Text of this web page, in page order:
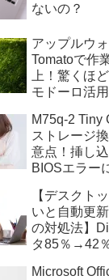
ないの？
アップルウ
Tomatoで作
上！驚くほ
モドーロ活
M75q-2 Tiny
ストレージ
意点！挿し
BIOSエラー
【デスクト
いと自動更
の対処法】
タ85％→42
Microsoft